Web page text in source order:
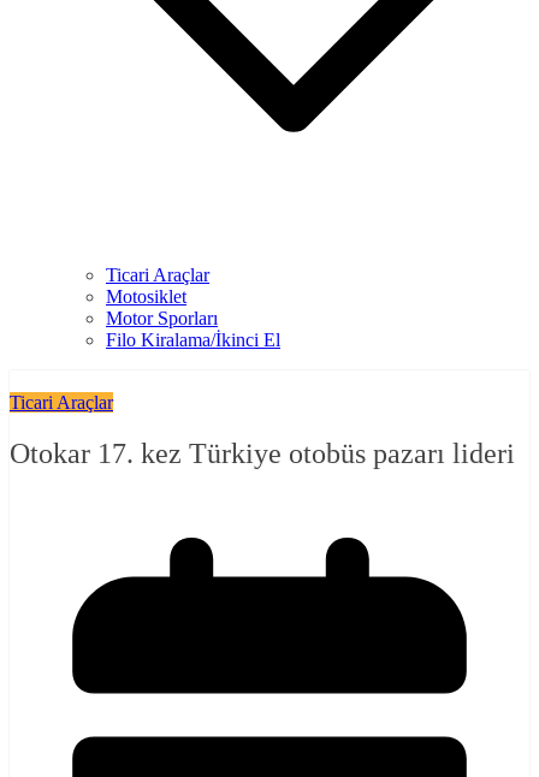
Ticari Araçlar
Motosiklet
Motor Sporları
Filo Kiralama/İkinci El
Ticari Araçlar
Otokar 17. kez Türkiye otobüs pazarı lideri